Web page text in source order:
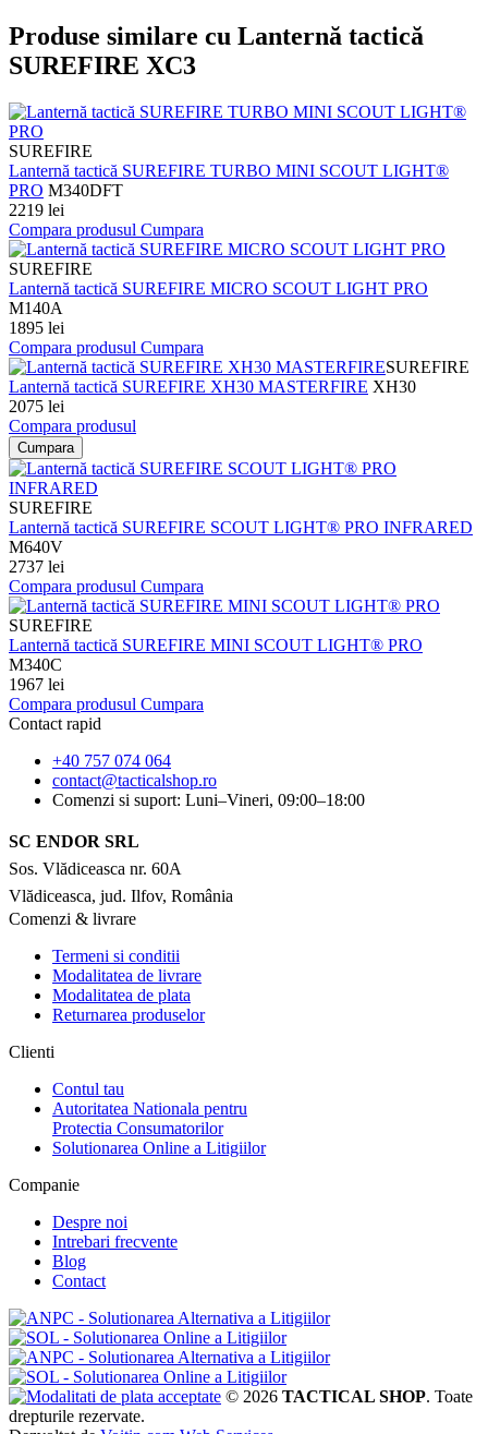
Produse similare cu Lanternă tactică
SUREFIRE XC3
SUREFIRE
Lanternă tactică SUREFIRE TURBO MINI SCOUT LIGHT®
PRO M340DFT
2219 lei
Compara produsul Cumpara
SUREFIRE
Lanternă tactică SUREFIRE MICRO SCOUT LIGHT PRO
M140A
1895 lei
Compara produsul Cumpara
SUREFIRE
Lanternă tactică SUREFIRE XH30 MASTERFIRE XH30
2075 lei
Compara produsul
Cumpara
SUREFIRE
Lanternă tactică SUREFIRE SCOUT LIGHT® PRO INFRARED
M640V
2737 lei
Compara produsul Cumpara
SUREFIRE
Lanternă tactică SUREFIRE MINI SCOUT LIGHT® PRO
M340C
1967 lei
Compara produsul Cumpara
Contact rapid
+40 757 074 064
contact@tacticalshop.ro
Comenzi si suport: Luni–Vineri, 09:00–18:00
SC ENDOR SRL
Sos. Vlădiceasca nr. 60A
Vlădiceasca, jud. Ilfov, România
Comenzi & livrare
Termeni si conditii
Modalitatea de livrare
Modalitatea de plata
Returnarea produselor
Clienti
Contul tau
Autoritatea Nationala pentru
Protectia Consumatorilor
Solutionarea Online a Litigiilor
Companie
Despre noi
Intrebari frecvente
Blog
Contact
© 2026 TACTICAL SHOP. Toate
drepturile rezervate.